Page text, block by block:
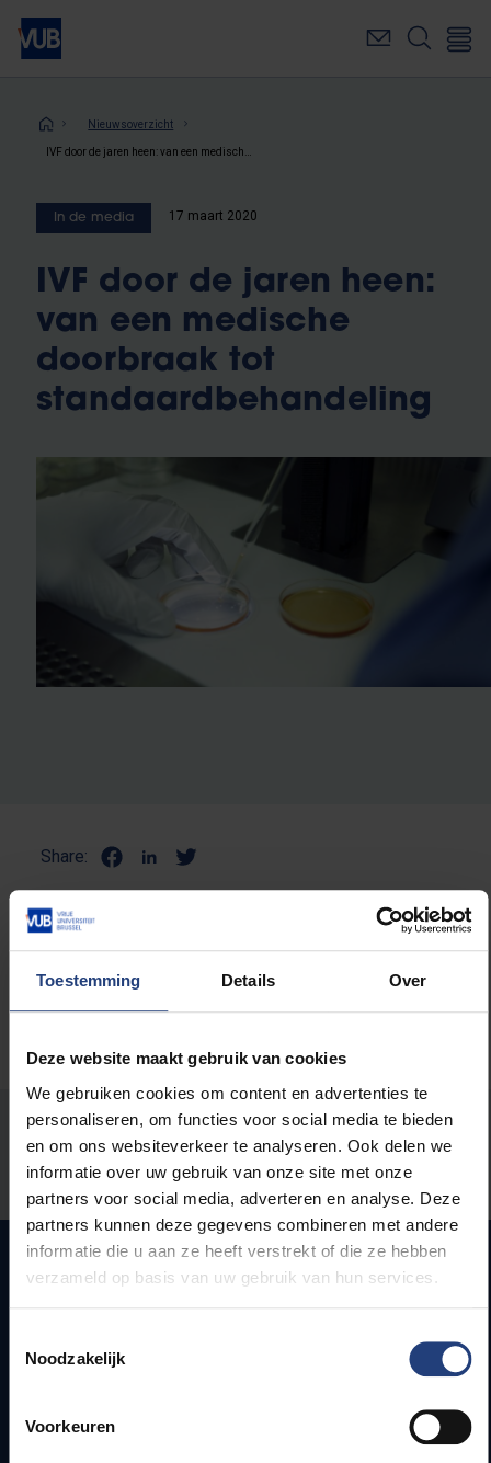
Toestemming Details Over
Deze website maakt gebruik van cookies
We gebruiken cookies om content en advertenties te
personaliseren, om functies voor social media te bieden
en om ons websiteverkeer te analyseren. Ook delen we
informatie over uw gebruik van onze site met onze
partners voor social media, adverteren en analyse. Deze
partners kunnen deze gegevens combineren met andere
informatie die u aan ze heeft verstrekt of die ze hebben
verzameld op basis van uw gebruik van hun services.
Noodzakelijk
Voorkeuren
Overslaan
naar
inhoudKruimelpad
Nieuwsoverzicht
In de media 17 maart 2020
IVF door de jaren heen:
van een medische
doorbraak tot
standaardbehandeling
Share:
NULL
Stond er een fout op deze pagina?
Laat het ons weten
Webmail